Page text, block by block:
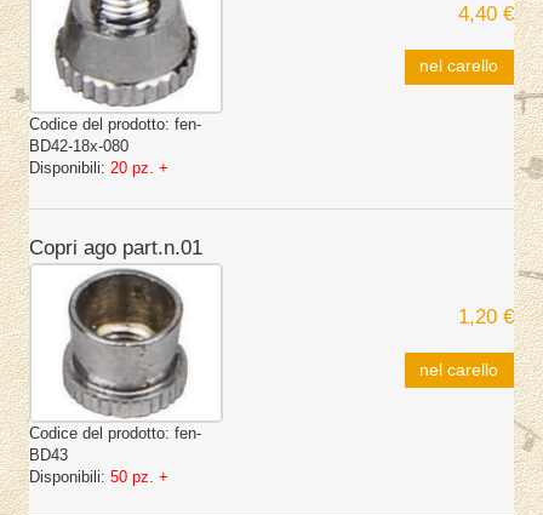
Codice del prodotto: fen-
BD42-18x-080
Disponibili: 20 pz. +
4,40 €
nel carello
Copri ago part.n.01
Codice del prodotto: fen-
BD43
Disponibili: 50 pz. +
1,20 €
nel carello